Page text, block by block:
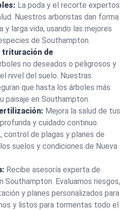
La poda y el recorte expertos
Nuestros arboristas dan forma
y larga vida, usando las mejores
de Southampton.
trituración de
no deseados o peligrosos y
nivel del suelo. Nuestras
que hasta los árboles más
paisaje en Southampton.
Mejora la salud de tus
y cuidado continuo.
de plagas y planes de
suelos y condiciones de Nueva
Recibe asesoría experta de
Evaluamos riesgos,
y planes personalizados para
y listos para tormentas todo el